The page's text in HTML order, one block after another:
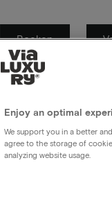
Boeken
Enjoy an optimal
We support you in a better
agree to the storage of
analyzing website usage.